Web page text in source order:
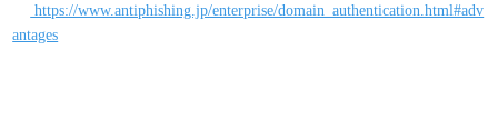
https://www.antiphishing.jp/enterprise/domain_authentication.html#adv
antages